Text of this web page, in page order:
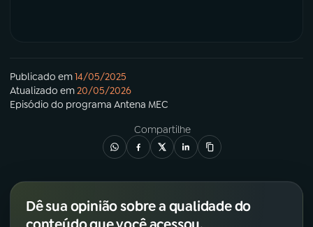
Publicado em14/05/2025
Atualizado em20/05/2026
Episódio do programa Antena MEC
Compartilhe
Dê sua opinião sobre a qualidade do